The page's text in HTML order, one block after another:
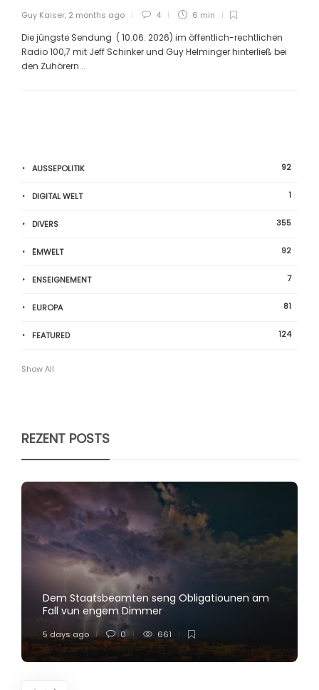
Guy Kaiser, 2 months ago 4 6 min
Die jüngste Sendung ( 10.06. 2026) im öffentlich-rechtlichen
Radio 100,7 mit Jeff Schinker und Guy Helminger hinterließ bei
den Zuhörern...
AUSSEPOLITIK 92
DIGITAL WELT 1
DIVERS 355
ËMWELT 92
ENSEIGNEMENT 7
EUROPA 81
FEATURED 124
Show All
REZENT POSTS
Dem Staatsbeamten seng Obligatiounen am
Fall vun engem Dimmer
5 days ago 0 661